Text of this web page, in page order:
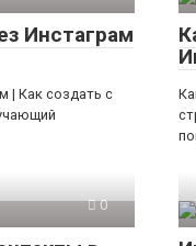
Инстаграм
| Как создать с
0